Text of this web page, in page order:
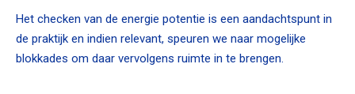
Het checken van de energie potentie is een aandachtspunt in
de praktijk en indien relevant, speuren we naar mogelijke
blokkades om daar vervolgens ruimte in te brengen.